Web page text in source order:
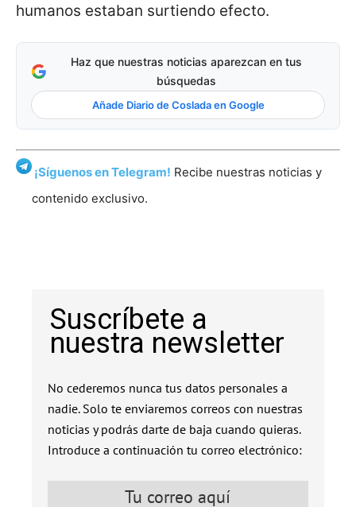
humanos estaban surtiendo efecto.
Haz que nuestras noticias aparezcan en tus
búsquedas
Añade Diario de Coslada en Google
¡Síguenos en Telegram! Recibe nuestras noticias y
contenido exclusivo.
Suscríbete a
nuestra newsletter
No cederemos nunca tus datos personales a
nadie. Solo te enviaremos correos con nuestras
noticias y podrás darte de baja cuando quieras.
Introduce a continuación tu correo electrónico: